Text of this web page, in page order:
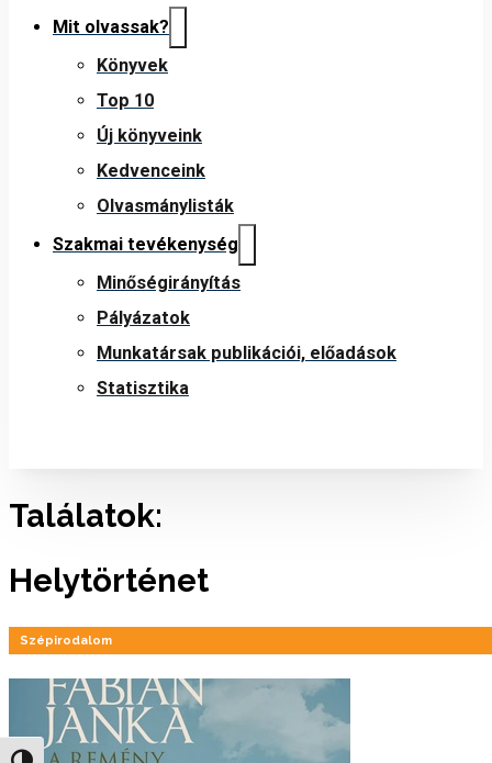
Mit olvassak?
Könyvek
Top 10
Új könyveink
Kedvenceink
Olvasmánylisták
Szakmai tevékenység
Minőségirányítás
Pályázatok
Munkatársak publikációi, előadások
Statisztika
Találatok:
Helytörténet
Szépirodalom